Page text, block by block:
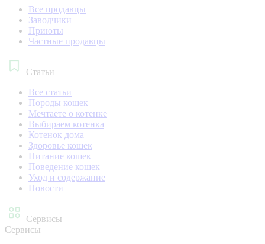
Все продавцы
Заводчики
Приюты
Частные продавцы
Статьи
Все статьи
Породы кошек
Мечтаете о котенке
Выбираем котенка
Котенок дома
Здоровье кошек
Питание кошек
Поведение кошек
Уход и содержание
Новости
Сервисы
Сервисы